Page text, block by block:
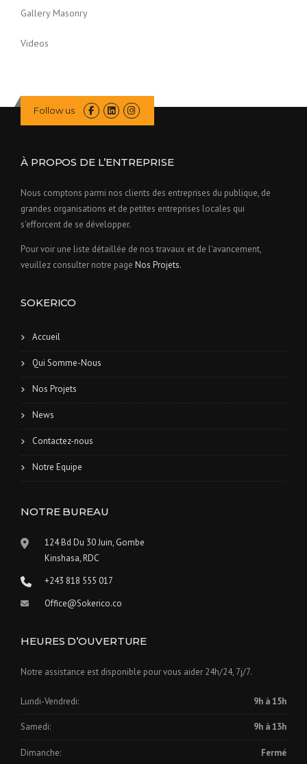
Gallery Masonry
Videos
Follow us
À PROPOS DE L’ENTREPRISE
Nous comptons parmi nos clients des entreprises du publique, de
grandes organisations et de petites entreprises locales qui
s'efforcent de se développer.
Pour voir une liste détaillée de nos travaux et de l'avancement,
veuillez consulter notre page Nos Projets.
SOKERICO
Accueil
Qui Somme-Nous
Nos Projets
News
Contactez-nous
Notre Equipe
NOTRE BUREAU
124 Bd Du 30 Juin, Gombe
Kinshasa, RDC
+243 818 555 017
Office@Sokerico.co
HEURES D’OUVERTURE
Notre assistance est disponible pour vous aider 24h/24, 7j/7.
Lundi-Vendredi: 9h à 15h
Samedi: 9h à 13h
Dimanche: Fermé